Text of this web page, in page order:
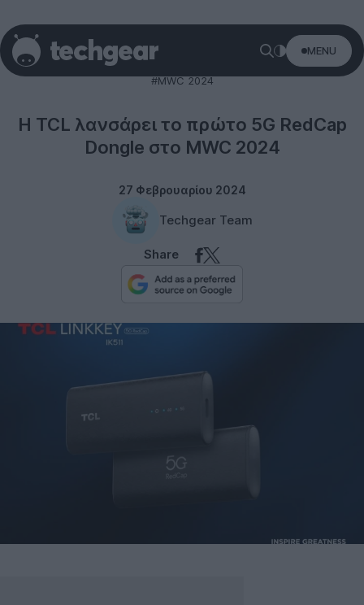
MENU
#MWC 2024
Η TCL λανσάρει το πρώτο 5G RedCap
Dongle στο MWC 2024
27 Φεβρουαρίου 2024
Techgear Team
Share